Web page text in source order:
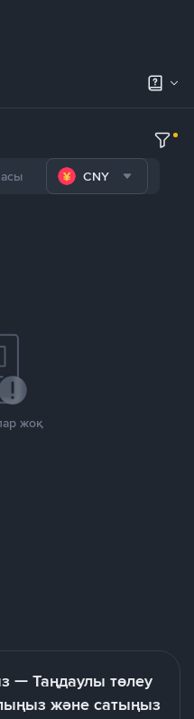
CNY
жоқ
— Таңдаулы төлеу
және сатыңыз